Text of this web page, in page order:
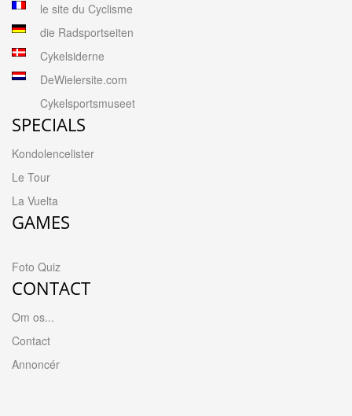
le site du Cyclisme
die Radsportseiten
Cykelsiderne
DeWielersite.com
Cykelsportsmuseet
SPECIALS
Kondolencelister
Le Tour
La Vuelta
GAMES
Foto Quiz
CONTACT
Om os...
Contact
Annoncér